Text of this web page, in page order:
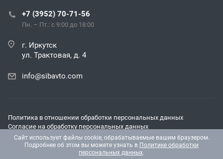
+7 (3952) 70-71-56
Пн. – Пт.: с 9:00 до 18:00
г. Иркутск
ул. Трактовая, д. 4
info@sibavto.com
Политика в отношении обработки персональных данных
Согласие на обработку персональных данных
Согласие на получение рекламных и информационных
материалов
© 2026 Все права защищены.
Сайт использует файлы cookie, обрабатываемые вашим браузером.
Подробнее об этом вы можете узнать в Политике обработки
персональных данных.